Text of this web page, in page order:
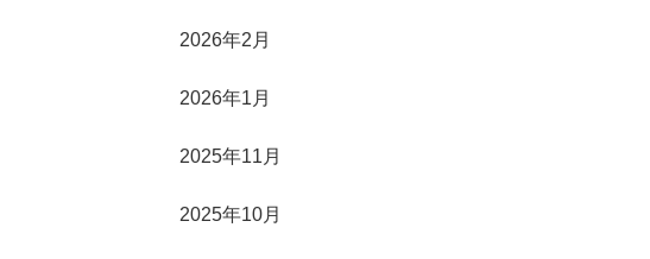
2026年2月
2026年1月
2025年11月
2025年10月